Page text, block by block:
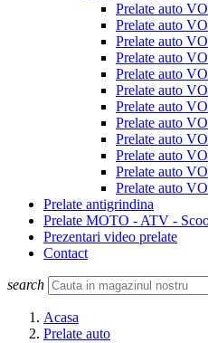
Prelate auto
Prelate auto
Prelate auto
Prelate auto
Prelate auto
Prelate auto
Prelate auto
Prelate auto
Prelate auto
Prelate auto
Prelate auto
Prelate auto
Prelate antigrindina
Prelate MOTO - ATV -
Prezentari video prelate
Contact
search
Acasa
Prelate auto